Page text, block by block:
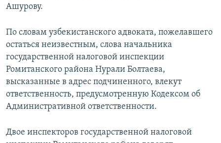
Ашурову.
По словам узбекистанского адвоката, пожелавшего
остаться неизвестным, слова начальника
государственной налоговой инспекции
Ромитанского района Нурали Болтаева,
высказанные в адрес подчиненного, влекут
ответственность, предусмотренную Кодексом об
Административной ответственности.
Двое инспекторов государственной налоговой